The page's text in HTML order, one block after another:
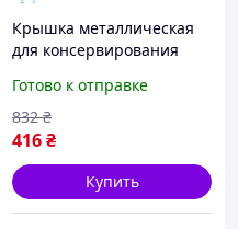
Крышка металлическая
для консервирования
шт для домашнего
хранения продуктов
Готово к отправке
416₴
832 ₴
Купить